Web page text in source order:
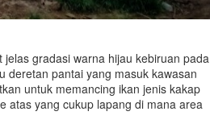
gradasi warna hijau kebiruan pada
deretan pantai yang masuk kawasan
untuk memancing ikan jenis kakap
atas yang cukup lapang di mana area